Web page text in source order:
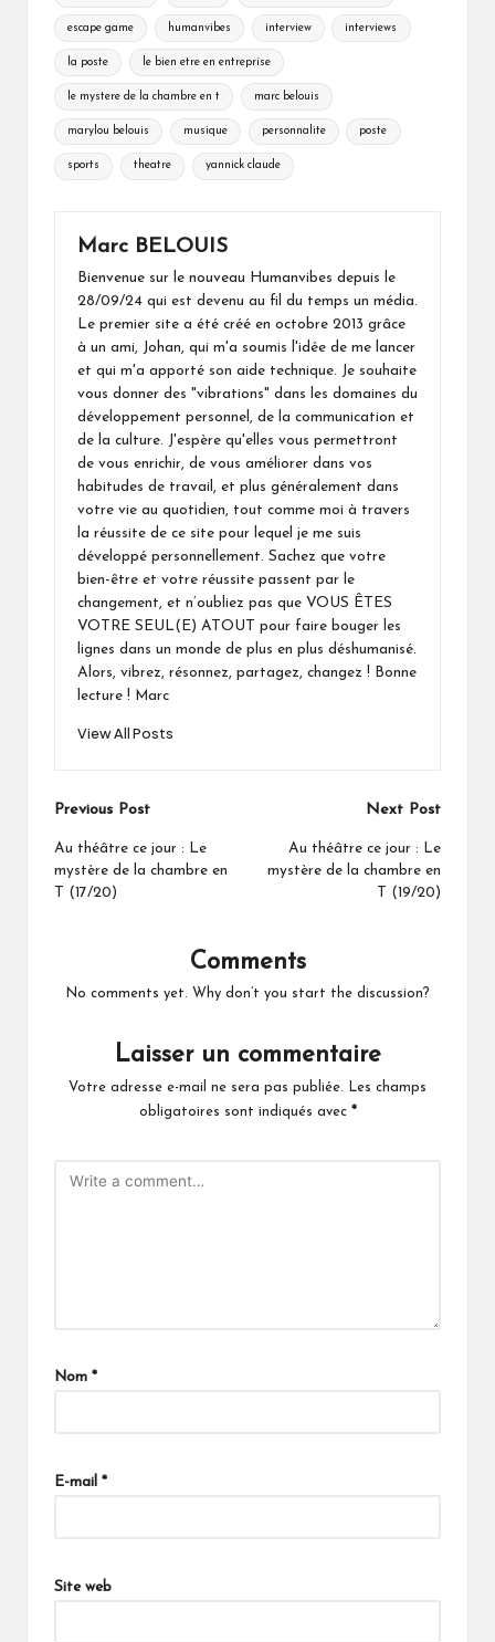
escape game humanvibes interview interviews
la poste le bien etre en entreprise
le mystere de la chambre en t marc belouis
marylou belouis musique personnalite poste
sports theatre yannick claude
Marc BELOUIS
Bienvenue sur le nouveau Humanvibes depuis le
28/09/24 qui est devenu au fil du temps un média.
Le premier site a été créé en octobre 2013 grâce
à un ami, Johan, qui m'a soumis l'idée de me lancer
et qui m'a apporté son aide technique. Je souhaite
vous donner des "vibrations" dans les domaines du
développement personnel, de la communication et
de la culture. J'espère qu'elles vous permettront
de vous enrichir, de vous améliorer dans vos
habitudes de travail, et plus généralement dans
votre vie au quotidien, tout comme moi à travers
la réussite de ce site pour lequel je me suis
développé personnellement. Sachez que votre
bien-être et votre réussite passent par le
changement, et n’oubliez pas que VOUS ÊTES
VOTRE SEUL(E) ATOUT pour faire bouger les
lignes dans un monde de plus en plus déshumanisé.
Alors, vibrez, résonnez, partagez, changez ! Bonne
lecture ! Marc
View All Posts
Post
navigation
Previous Post
Au théâtre ce jour : Le
mystère de la chambre en
T (17/20)
Next Post
Au théâtre ce jour : Le
mystère de la chambre en
T (19/20)
Comments
No comments yet. Why don’t you start the discussion?
Laisser un commentaire
Votre adresse e-mail ne sera pas publiée.
Les champs
obligatoires sont indiqués avec *
Nom *
E-mail *
Site web